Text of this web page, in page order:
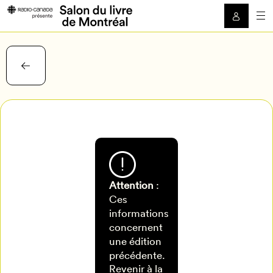
Attention :
Ces
informations
concernent
une édition
précédente.
Revenir à la